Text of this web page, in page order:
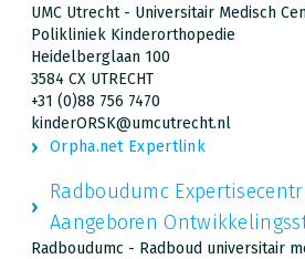
UMC Utrecht - Universitair Medisch
Polikliniek Kinderorthopedie
Heidelberglaan 100
3584 CX UTRECHT
+31 (0)88 756 7470
kinderORSK@umcutrecht.nl
Orpha.net Expertlink
Radboudumc
Aangeboren
Radboudumc - Radboud universitair